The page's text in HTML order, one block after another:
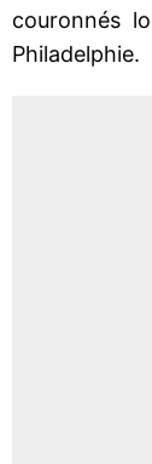
couronnés
Philadelphie.